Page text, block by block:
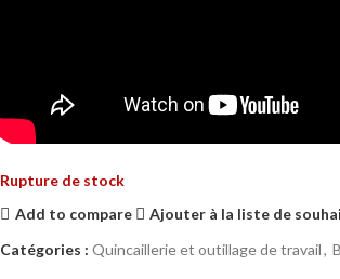
Rupture de stock
Add to compare
Ajouter à la liste de
Catégories : Quincaillerie et outillage de travail,